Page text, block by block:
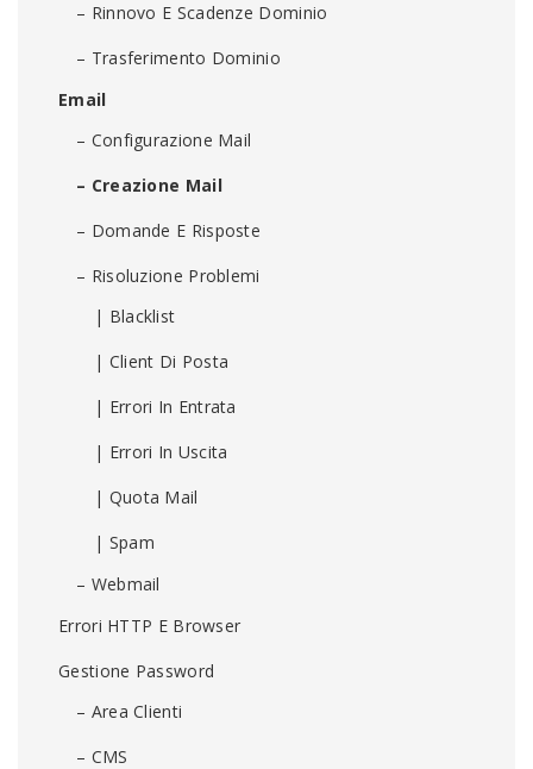
– Rinnovo E Scadenze Dominio
– Trasferimento Dominio
Email
– Configurazione Mail
– Creazione Mail
– Domande E Risposte
– Risoluzione Problemi
| Blacklist
| Client Di Posta
| Errori In Entrata
| Errori In Uscita
| Quota Mail
| Spam
– Webmail
Errori HTTP E Browser
Gestione Password
– Area Clienti
– CMS